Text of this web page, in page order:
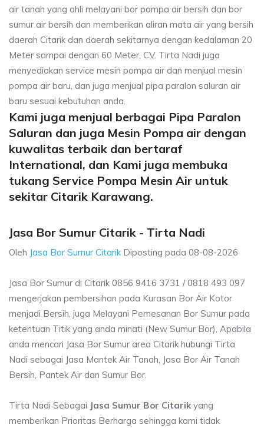
air tanah yang ahli melayani bor pompa air bersih dan bor
sumur air bersih dan memberikan aliran mata air yang bersih
daerah Citarik dan daerah sekitarnya dengan kedalaman 20
Meter sampai dengan 60 Meter, CV. Tirta Nadi juga
menyediakan service mesin pompa air dan menjual mesin
pompa air baru, dan juga menjual pipa paralon saluran air
baru sesuai kebutuhan anda.
Kami juga menjual berbagai Pipa Paralon
Saluran dan juga Mesin Pompa air dengan
kuwalitas terbaik dan bertaraf
International, dan Kami juga membuka
tukang Service Pompa Mesin Air untuk
sekitar Citarik Karawang.
Jasa Bor Sumur Citarik - Tirta Nadi
Oleh Jasa Bor Sumur Citarik Diposting pada 08-08-2026
Jasa Bor Sumur di Citarik 0856 9416 3731 / 0818 493 097
mengerjakan pembersihan pada Kurasan Bor Air Kotor
menjadi Bersih, juga Melayani Pemesanan Bor Sumur pada
ketentuan Titik yang anda minati (New Sumur Bor), Apabila
anda mencari Jasa Bor Sumur area Citarik hubungi Tirta
Nadi sebagai Jasa Mantek Air Tanah, Jasa Bor Air Tanah
Bersih, Pantek Air dan Sumur Bor.
Tirta Nadi Sebagai Jasa Sumur Bor Citarik yang
memberikan Prioritas Berharga sehingga kami tidak